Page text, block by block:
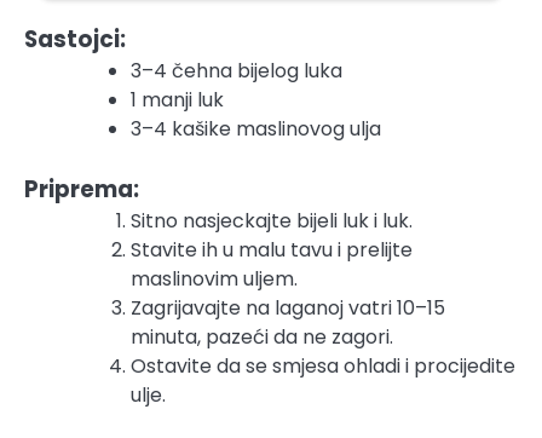
Sastojci:
3–4 čehna bijelog luka
1 manji luk
3–4 kašike maslinovog ulja
Priprema:
Sitno nasjeckajte bijeli luk i luk.
Stavite ih u malu tavu i prelijte
maslinovim uljem.
Zagrijavajte na laganoj vatri 10–15
minuta, pazeći da ne zagori.
Ostavite da se smjesa ohladi i procijedite
ulje.